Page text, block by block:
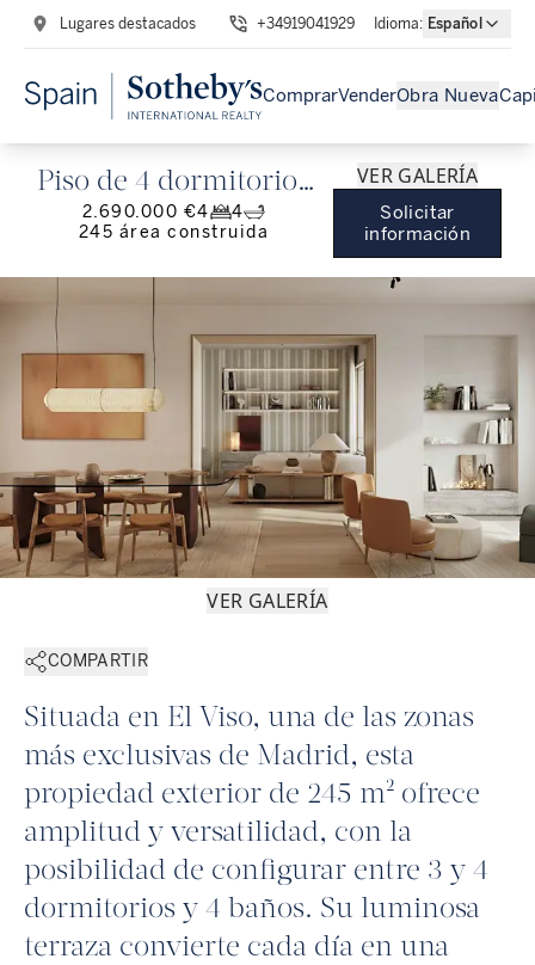
Lugares destacados +34919041929 Idioma: Español
ComprarVenderObra Nueva
Piso de 4 dormitorios
con terraza en El Viso
2.690.000 €4
4
245 área construida
VER GALERÍA
Solicitar
información
VER GALERÍA
COMPARTIR
Situada en El Viso, una de las zonas
más exclusivas de Madrid, esta
propiedad exterior de 245 m² ofrece
amplitud y versatilidad, con la
posibilidad de configurar entre 3 y 4
dormitorios y 4 baños. Su luminosa
terraza convierte cada día en una